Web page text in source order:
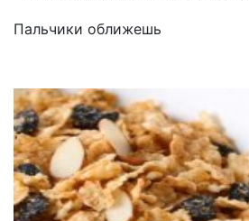
Пальчики оближешь